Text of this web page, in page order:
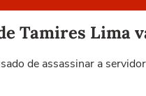
Tamires Lima
de assassinar a